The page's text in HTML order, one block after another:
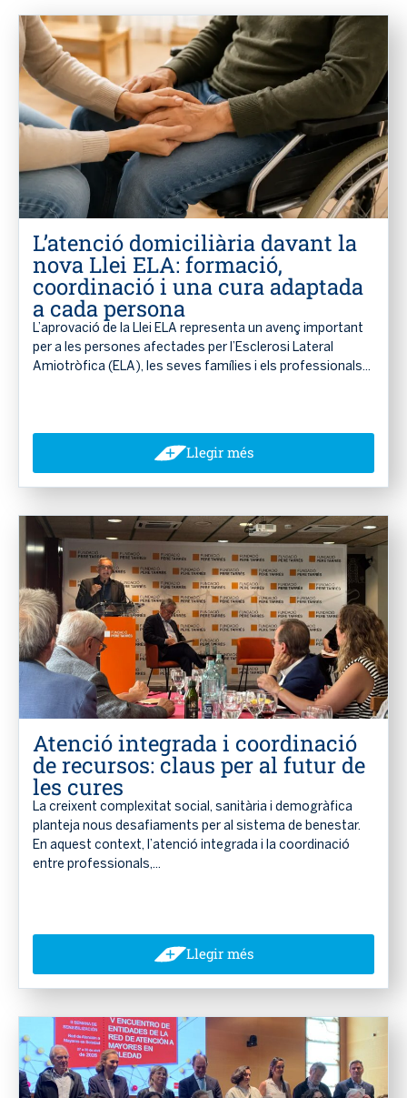
L’atenció domiciliària davant la
nova Llei ELA: formació,
coordinació i una cura adaptada
a cada persona
L’aprovació de la Llei ELA representa un avenç important
per a les persones afectades per l’Esclerosi Lateral
Amiotròfica (ELA), les seves famílies i els professionals...
Llegir més
Atenció integrada i coordinació
de recursos: claus per al futur de
les cures
La creixent complexitat social, sanitària i demogràfica
planteja nous desafiaments per al sistema de benestar.
En aquest context, l’atenció integrada i la coordinació
entre professionals,...
Llegir més